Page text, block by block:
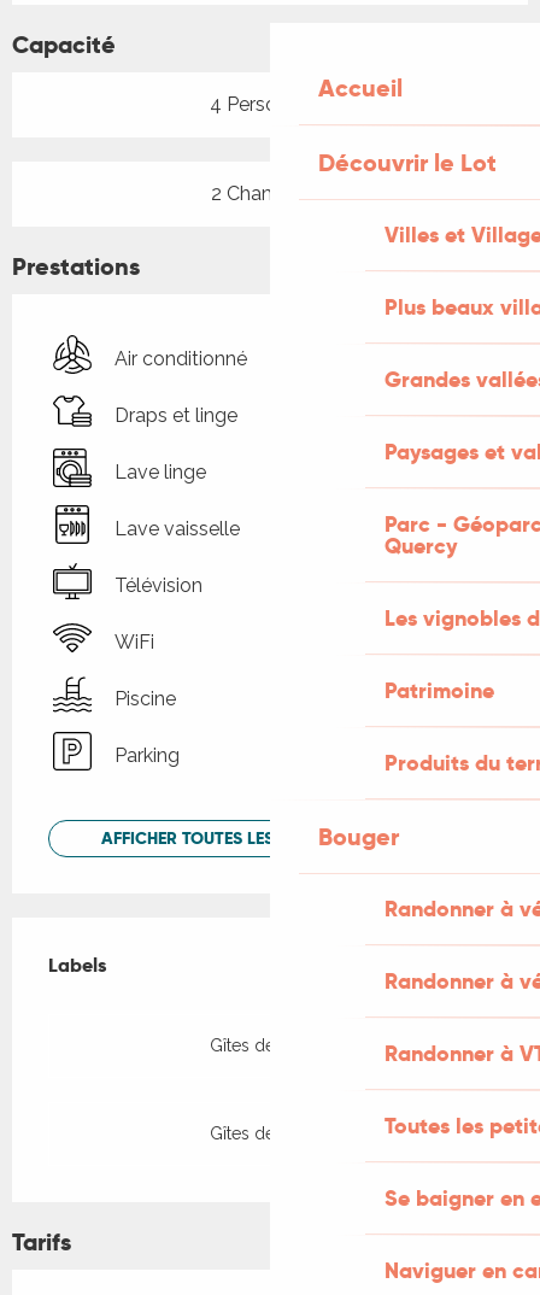
Accueil
Découvrir le Lot
Villes et
Plus beaux
Grandes
Paysages et
Parc -
Quercy
Les vignobles
Patrimoine
Produits du
Bouger
Randonner à
Randonner à
Randonner à
Toutes les
Se baigner en
Naviguer en
Capacité
4 Personne(s)
2 Chambre(s)
Prestations
Air conditionné
Draps et linge
Lave linge
Lave vaisselle
Télévision
WiFi
Piscine
Parking
AFFICHER TOUTES LES PRESTATIONS
Labels
Labels
Gîtes de France
Gîtes de France
Tarifs